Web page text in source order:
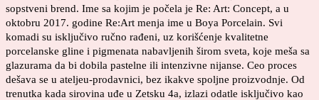
sopstveni brend. Ime sa kojim je počela je Re: Art: Concept, a u
oktobru 2017. godine Re:Art menja ime u Boya Porcelain. Svi
komadi su isključivo ručno rađeni, uz korišćenje kvalitetne
porcelanske gline i pigmenata nabavljenih širom sveta, koje meša sa
glazurama da bi dobila pastelne ili intenzivne nijanse. Ceo proces
dešava se u ateljeu-prodavnici, bez ikakve spoljne proizvodnje. Od
trenutka kada sirovina uđe u Zetsku 4a, izlazi odatle isključivo kao